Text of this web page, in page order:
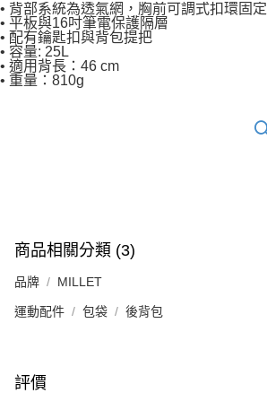
• 背部系統為透氣網，胸前可調式扣環固定
• 平板與16吋筆電保護隔層
• 配有鑰匙扣與背包提把
• 容量: 25L
• 適用背長：46 cm
• 重量：810g
商品相關分類 (3)
品牌 MILLET
運動配件 包袋 後背包
評價